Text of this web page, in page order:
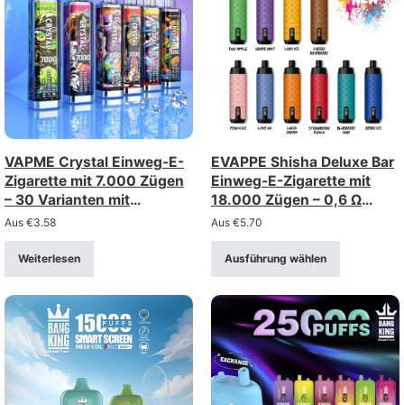
VAPME Crystal Einweg-E-
Zigarette mit 7.000 Zügen
– 30 Varianten mit
wiederaufladbarem Typ-C-
Anschluss
Aus €3.58
Weiterlesen
EVAPPE Shisha Deluxe Bar
Einweg-E-Zigarette mit
18.000 Zügen – 0,6 Ω
Mesh-Spule,
wiederaufladbar (Stärke 0–
5%)
Aus €5.70
Ausführung wählen